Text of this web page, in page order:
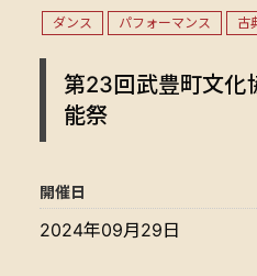
ダンス パフォーマンス 古
第23回武豊町文化
能祭
開催日
2024年09月29日